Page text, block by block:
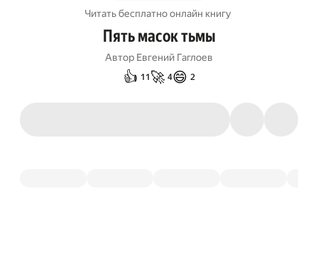
Читать бесплатно онлайн книгу
Пять масок тьмы
Автор Евгений Гаглоев
👍 11 🚀 4😄 2